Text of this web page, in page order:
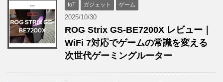
IoT ガジェット ゲーム
2025/10/30
ROG Strix GS-BE7200X レビュー｜
WiFi 7対応でゲームの常識を変える
次世代ゲーミングルーター